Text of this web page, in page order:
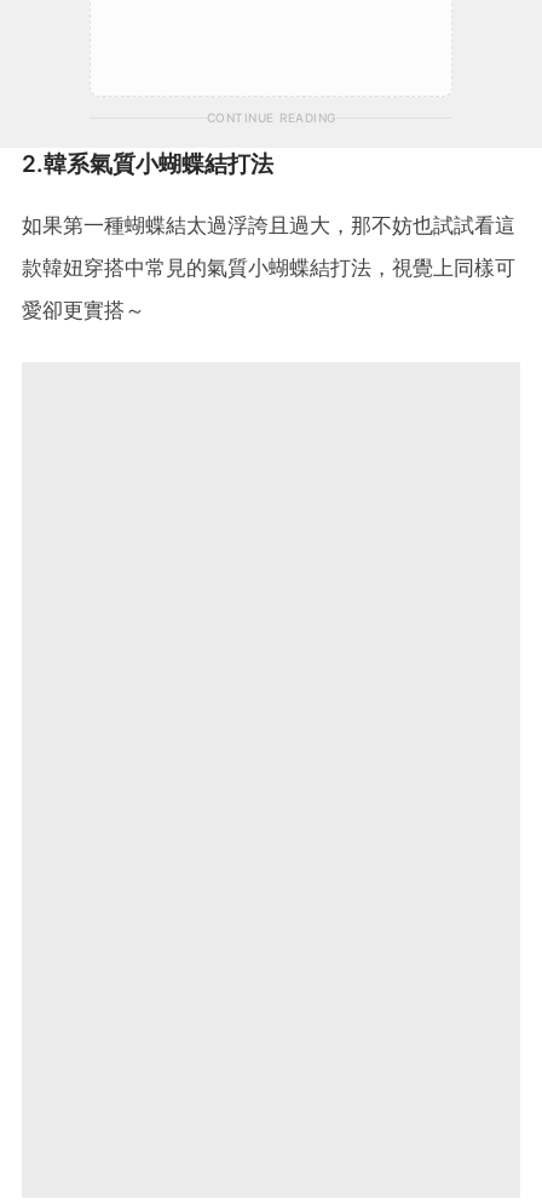
CONTINUE READING
2.韓系氣質小蝴蝶結打法
如果第一種蝴蝶結太過浮誇且過大，那不妨也試試看這
款韓妞穿搭中常見的氣質小蝴蝶結打法，視覺上同樣可
愛卻更實搭～